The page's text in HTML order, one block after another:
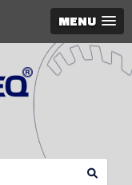
MENU